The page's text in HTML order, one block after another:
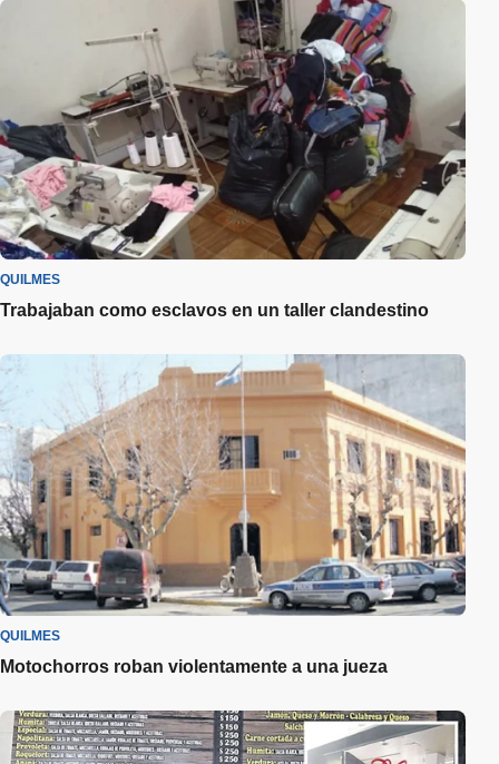
QUILMES
Trabajaban como esclavos en un taller clandestino
QUILMES
Motochorros roban violentamente a una jueza